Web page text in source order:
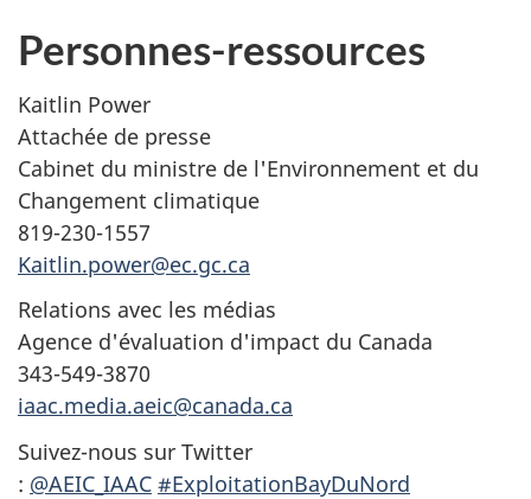
Personnes-ressources
Kaitlin Power
Attachée de presse
Cabinet du ministre de l'Environnement et du
Changement climatique
819-230-1557
Kaitlin.power@ec.gc.ca
Relations avec les médias
Agence d'évaluation d'impact du Canada
343-549-3870
iaac.media.aeic@canada.ca
Suivez-nous sur Twitter
: @AEIC_IAAC #ExploitationBayDuNord